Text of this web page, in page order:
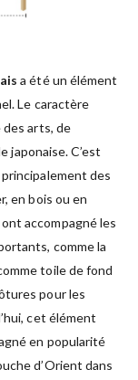
a été un élément
Le caractère
arts, de
japonaise. C’est
des
en bois ou en
ont accompagné les
comme la
toile de fond
pour les
cet élément
en popularité
d’Orient dans